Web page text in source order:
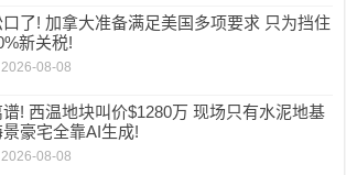
口了! 加拿大准备满足美国多项要求 只为挡住
新关税!
2026-08-08
谱! 西温地块叫价$1280万 现场只有水泥地基
景豪宅全靠AI生成!
2026-08-08